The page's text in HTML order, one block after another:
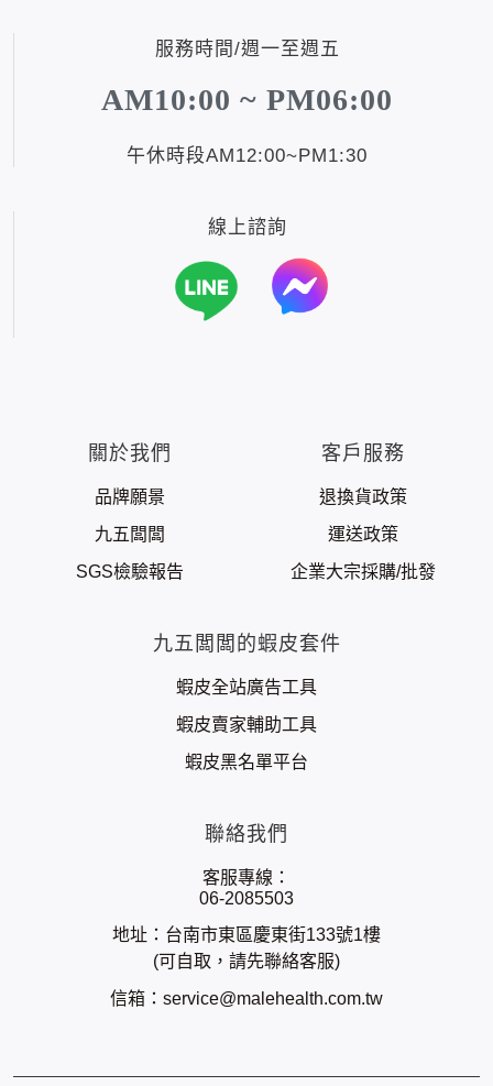
服務時間/週一至週五
AM10:00 ~ PM06:00
午休時段AM12:00~PM1:30
線上諮詢
關於我們
品牌願景
九五闆闆
SGS檢驗報告
客戶服務
退換貨政策
運送政策
企業大宗採購/批發
九五闆闆的蝦皮套件
蝦皮全站廣告工具
蝦皮賣家輔助工具
蝦皮黑名單平台
聯絡我們
客服專線：
06-2085503
地址：台南市東區慶東街133號1樓
(可自取，請先聯絡客服)
信箱： service@malehealth.com.tw